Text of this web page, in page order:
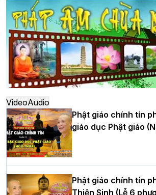
dựng Trung tâm văn hóa Phật giáo
đô
Hà Nội: Ngày tu học cuối cùng khép
khóa sinh hoạt Phật pháp mùa hè lần
thứ XIV tại chùa Bằng
Học yêu thương trong ngày tu tập thứ
tư của Khóa sinh hoạt Phật pháp mùa
hè tại chùa Bằng
VideoAudio
Phật giáo chính tín
giáo dục Phật giáo
Phật giáo chính tín
Thiện Sinh (Lễ 6